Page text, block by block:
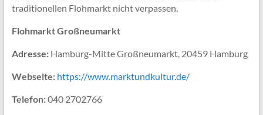
traditionellen Flohmarkt nicht verpassen.
Flohmarkt Großneumarkt
Adresse:Hamburg-Mitte Großneumarkt, 20459 Hamburg
Webseite: https://www.marktundkultur.de/
Telefon:040 2702766